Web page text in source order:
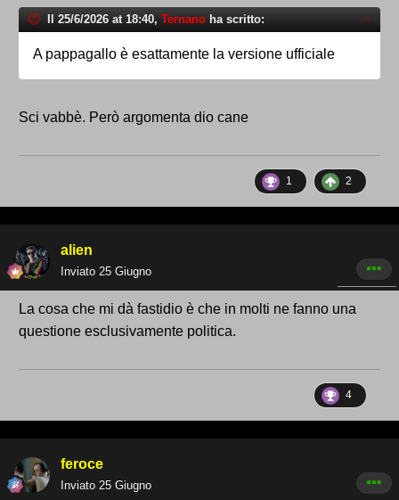
Il 25/6/2026 at 18:40, Ternano ha scritto:
A pappagallo è esattamente la versione ufficiale
Sci vabbè. Però argomenta dio cane
1 2
alien
Inviato 25 Giugno
La cosa che mi dà fastidio è che in molti ne fanno una
questione esclusivamente politica.
4
feroce
Inviato 25 Giugno